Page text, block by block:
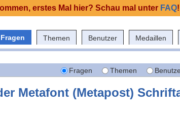
Fragen Themen Benutzer Medaillen
Fragen Themen
Metafont (Metapost)
erstes Mal hier? Schau mal unter FAQ!